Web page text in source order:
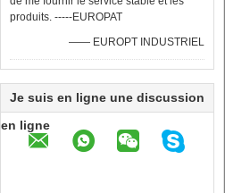
produits. -----EUROPAT
—— EUROPT INDUSTRIEL
Je suis en ligne une discussion
en ligne